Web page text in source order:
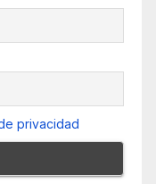
privacidad